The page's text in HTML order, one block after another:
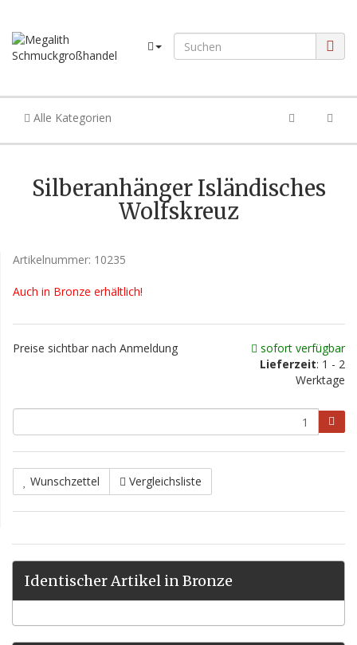
Alle Kategorien
Silberanhänger Isländisches
Wolfskreuz
Artikelnummer: 10235
Auch in Bronze erhältlich!
Preise sichtbar nach Anmeldung
sofort verfügbar
Lieferzeit: 1 - 2
Werktage
Wunschzettel Vergleichsliste
Identischer Artikel in Bronze